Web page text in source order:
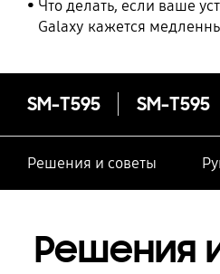
Что делать, если ваше
Galaxy кажется
SM-T595 SM-T595
Решения и советы
Решения